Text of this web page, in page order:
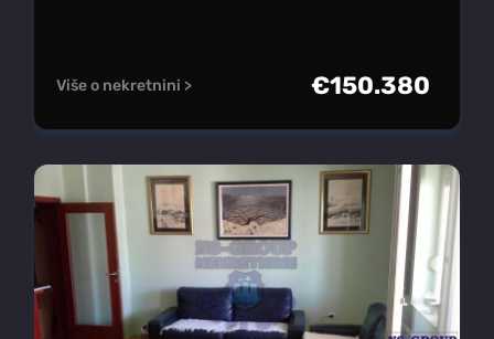
Više o nekretnini > €150.380